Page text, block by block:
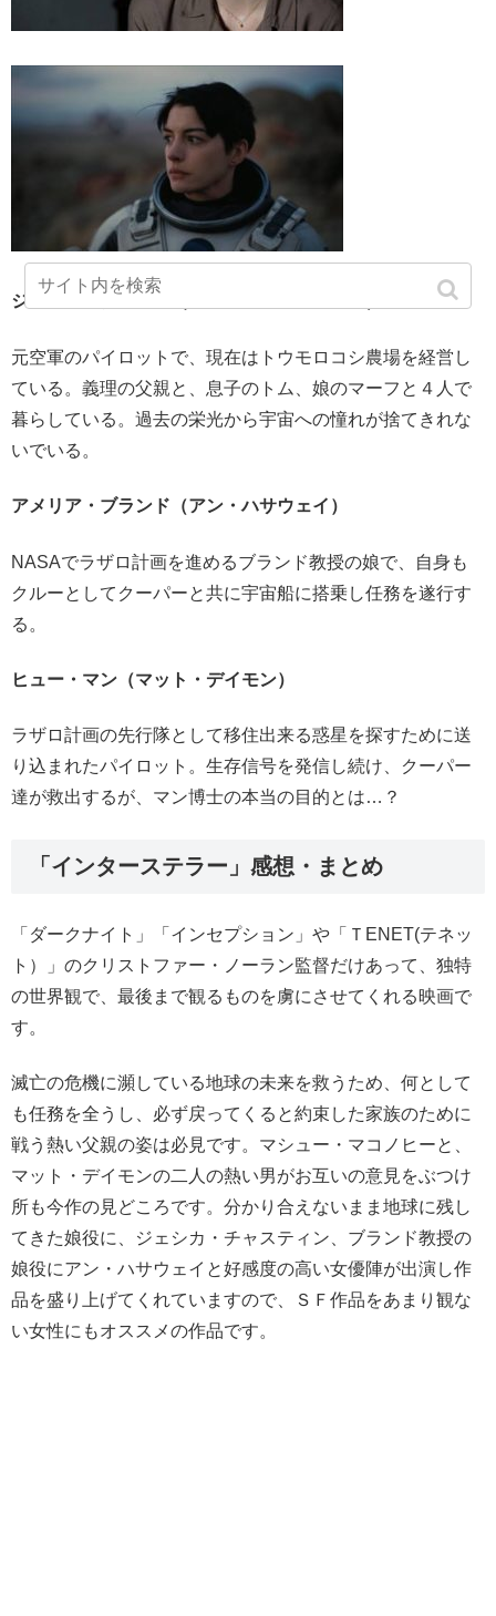
ジョセフ・クーパー（マシュー・マコノヒー）
元空軍のパイロットで、現在はトウモロコシ農場を経営し
ている。義理の父親と、息子のトム、娘のマーフと４人で
暮らしている。過去の栄光から宇宙への憧れが捨てきれな
いでいる。
アメリア・ブランド（アン・ハサウェイ）
NASAでラザロ計画を進めるブランド教授の娘で、自身も
クルーとしてクーパーと共に宇宙船に搭乗し任務を遂行す
る。
ヒュー・マン（マット・デイモン）
ラザロ計画の先行隊として移住出来る惑星を探すために送
り込まれたパイロット。生存信号を発信し続け、クーパー
達が救出するが、マン博士の本当の目的とは…？
「インターステラー」感想・まとめ
「ダークナイト」「インセプション」や「ＴENET(テネッ
ト）」のクリストファー・ノーラン監督だけあって、独特
の世界観で、最後まで観るものを虜にさせてくれる映画で
す。
滅亡の危機に瀕している地球の未来を救うため、何として
も任務を全うし、必ず戻ってくると約束した家族のために
戦う熱い父親の姿は必見です。マシュー・マコノヒーと、
マット・デイモンの二人の熱い男がお互いの意見をぶつけ
所も今作の見どころです。分かり合えないまま地球に残し
てきた娘役に、ジェシカ・チャスティン、ブランド教授の
娘役にアン・ハサウェイと好感度の高い女優陣が出演し作
品を盛り上げてくれていますので、ＳＦ作品をあまり観な
い女性にもオススメの作品です。